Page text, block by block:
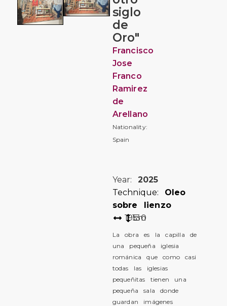
siglo
de
Oro"
Francisco
Jose
Franco
Ramirez
de
Arellano
Nationality:
Spain
Year: 2025
Technique: Oleo
sobre lienzo
195130
cm
La obra es la capilla de
una pequeña iglesia
románica que como casi
todas las iglesias
pequeñitas tienen una
pequeña sala donde
guardan imágenes